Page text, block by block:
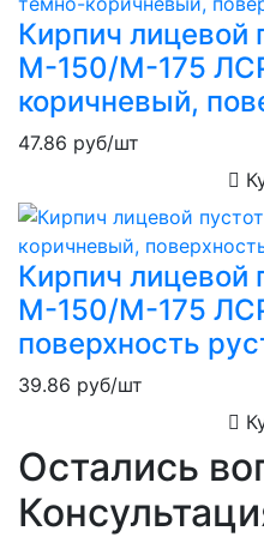
Кирпич лицевой
М-150/М-175
коричневый,
47.86 руб/шт
Кирпич лицевой
М-150/М-175
поверхность
39.86 руб/шт
Остались